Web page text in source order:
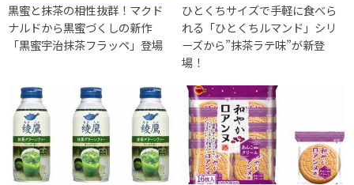
黒蜜と抹茶の相性抜群！マクド
ナルドから黒蜜づくしの新作
「黒蜜宇治抹茶フラッペ」登場
ひとくちサイズで手軽に食べら
れる「ひとくちルマンド」シリ
ーズから”抹茶ラテ味”が新登
場！